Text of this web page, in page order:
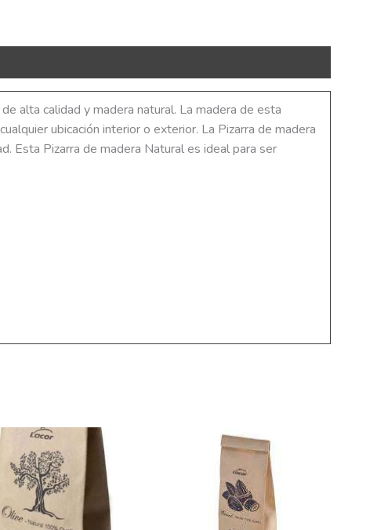
alta calidad y madera natural. La madera de esta
ubicación interior o exterior. La Pizarra de madera
Esta Pizarra de madera Natural es ideal para ser